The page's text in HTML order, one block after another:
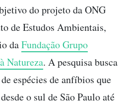
do projeto da ONG
de Estudos Ambientais,
daFundação Grupo
Natureza. A pesquisa busca
espécies de anfíbios que
o sul de São Paulo até